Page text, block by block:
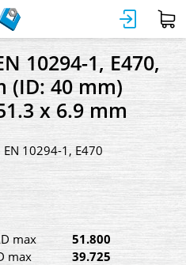
10294-1, E470,
(ID: 40 mm)
x 6.9 mm
10294-1, E470
max
51.800
max
39.725